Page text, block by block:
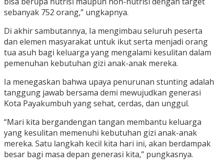
sebanyak 752 orang,” ungkapnya.
Di akhir sambutannya, Ia mengimbau seluruh peserta
dan elemen masyarakat untuk ikut serta menjadi orang
tua asuh bagi keluarga yang mengalami kesulitan dalam
pemenuhan kebutuhan gizi anak-anak mereka.
Ia menegaskan bahwa upaya penurunan stunting adalah
tanggung jawab bersama demi mewujudkan generasi
Kota Payakumbuh yang sehat, cerdas, dan unggul.
“Mari kita bergandengan tangan membantu keluarga
yang kesulitan memenuhi kebutuhan gizi anak-anak
mereka. Satu langkah kecil kita hari ini, akan berdampak
besar bagi masa depan generasi kita,” pungkasnya.